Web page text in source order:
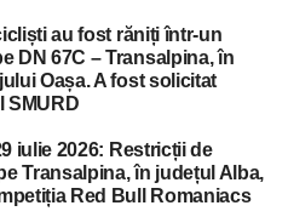
au fost răniți într-un
DN 67C – Transalpina, în
Oașa. A fost solicitat
SMURD
iulie 2026: Restricții de
Transalpina, în județul Alba,
Red Bull Romaniacs